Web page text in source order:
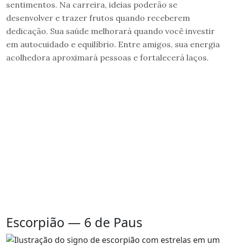
sentimentos. Na carreira, ideias poderão se
desenvolver e trazer frutos quando receberem
dedicação. Sua saúde melhorará quando você investir
em autocuidado e equilíbrio. Entre amigos, sua energia
acolhedora aproximará pessoas e fortalecerá laços.
Escorpião — 6 de Paus